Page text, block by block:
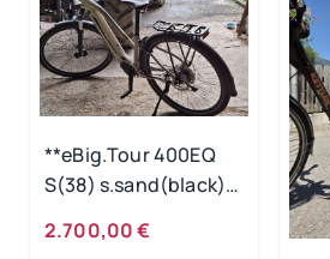
**eBig.Tour 400EQ
S(38) s.sand(black)
2.700,00 €